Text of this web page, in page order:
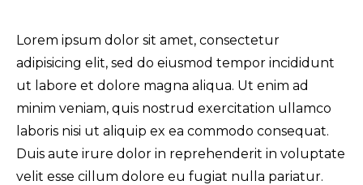
Lorem ipsum dolor sit amet, consectetur
adipisicing elit, sed do eiusmod tempor incididunt
ut labore et dolore magna aliqua. Ut enim ad
minim veniam, quis nostrud exercitation ullamco
laboris nisi ut aliquip ex ea commodo consequat.
Duis aute irure dolor in reprehenderit in voluptate
velit esse cillum dolore eu fugiat nulla pariatur.